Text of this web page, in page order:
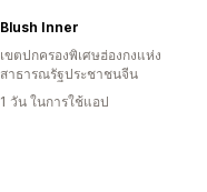
Blush Inner
เขตปกครองพิเศษฮ่องกงแห่ง
สาธารณรัฐประชาชนจีน
1 วัน ในการใช้แอป